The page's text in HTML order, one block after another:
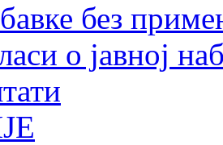
без
о јавној